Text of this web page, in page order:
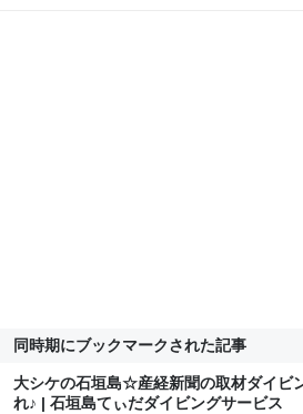
同時期にブックマークされた記事
大シケの石垣島☆産経新聞の取材ダイビ
れ♪ | 石垣島てぃだダイビングサービス